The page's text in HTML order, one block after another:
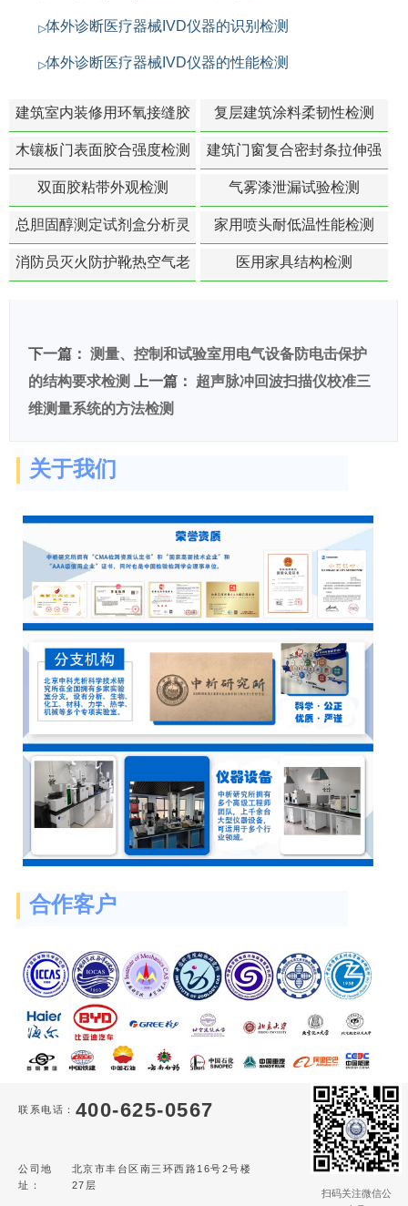
体外诊断医疗器械IVD仪器的识别检测
体外诊断医疗器械IVD仪器的性能检测
建筑室内装修用环氧接缝胶
苯含量检测
复层建筑涂料柔韧性检测
木镶板门表面胶合强度检测
建筑门窗复合密封条拉伸强
度-硬质塑料材料检测
双面胶粘带外观检测 气雾漆泄漏试验检测
总胆固醇测定试剂盒分析灵
敏度检测
家用喷头耐低温性能检测
消防员灭火防护靴热空气老
医用家具结构检测
下一篇： 测量、控制和试验室用电气设备防电击保护
的结构要求检测
上一篇： 超声脉冲回波扫描仪校准三
维测量系统的方法检测
关于我们
合作客户
联系电话： 400-625-0567
公司地
址：
北京市丰台区南三环西路16号2号楼
27层
扫码关注微信公